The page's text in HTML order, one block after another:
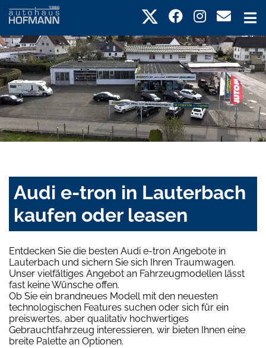
Audi e-tron in Lauterbach
kaufen oder leasen
Entdecken Sie die besten Audi e-tron Angebote in
Lauterbach und sichern Sie sich Ihren Traumwagen.
Unser vielfältiges Angebot an Fahrzeugmodellen lässt
fast keine Wünsche offen.
Ob Sie ein brandneues Modell mit den neuesten
technologischen Features suchen oder sich für ein
preiswertes, aber qualitativ hochwertiges
Gebrauchtfahrzeug interessieren, wir bieten Ihnen eine
breite Palette an Optionen.